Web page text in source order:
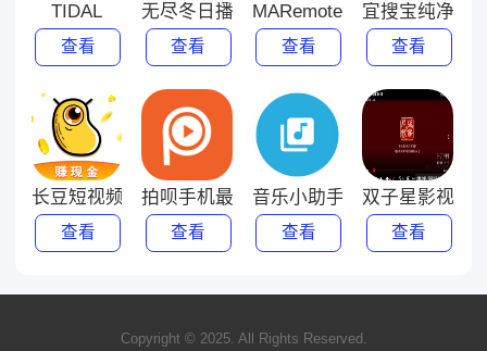
TIDAL
查看
无尽冬日播放器2022下载旧版
查看
MARemote
查看
宜搜宝纯净版
查看
长豆短视频红包版
查看
拍呗手机最新版本下载
查看
音乐小助手
查看
双子星影视在
查看
Copyright © 2025. All Rights Reserved.